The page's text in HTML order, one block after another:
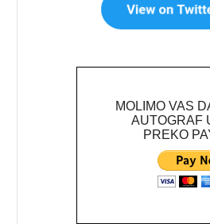
MOLIMO VAS
AUTOGRAF
PREKO